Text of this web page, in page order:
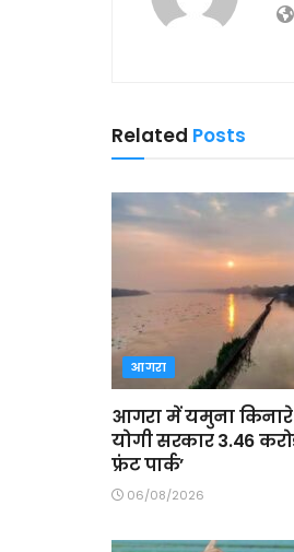
Related Posts
आगरा
आगरा में यमुना किनारे
योगी सरकार 3.46
फ्रंट पार्क’
06/08/2026